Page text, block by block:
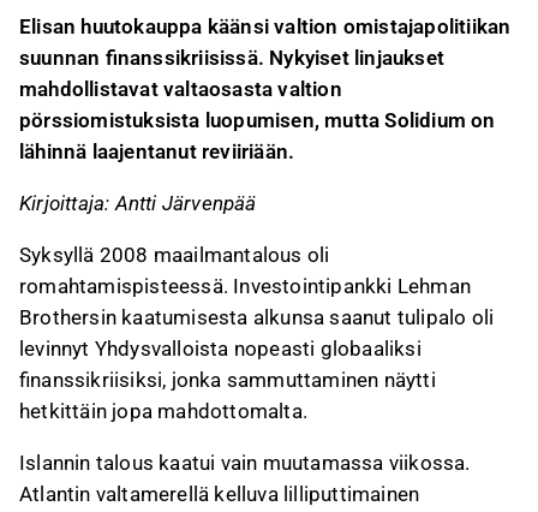
Elisan huutokauppa käänsi valtion omistajapolitiikan
suunnan finanssikriisissä. Nykyiset linjaukset
mahdollistavat valtaosasta valtion
pörssiomistuksista luopumisen, mutta Solidium on
lähinnä laajentanut reviiriään.
Kirjoittaja: Antti Järvenpää
Syksyllä 2008 maailmantalous oli
romahtamispisteessä. Investointipankki Lehman
Brothersin kaatumisesta alkunsa saanut tulipalo oli
levinnyt Yhdysvalloista nopeasti globaaliksi
finanssikriisiksi, jonka sammuttaminen näytti
hetkittäin jopa mahdottomalta.
Islannin talous kaatui vain muutamassa viikossa.
Atlantin valtamerellä kelluva lilliputtimainen